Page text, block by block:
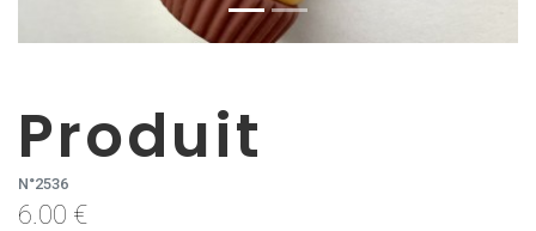
Produit
N°2536
6.00 €